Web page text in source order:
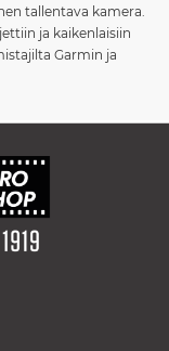
tallentava kamera.
ja kaikenlaisiin
Garmin ja